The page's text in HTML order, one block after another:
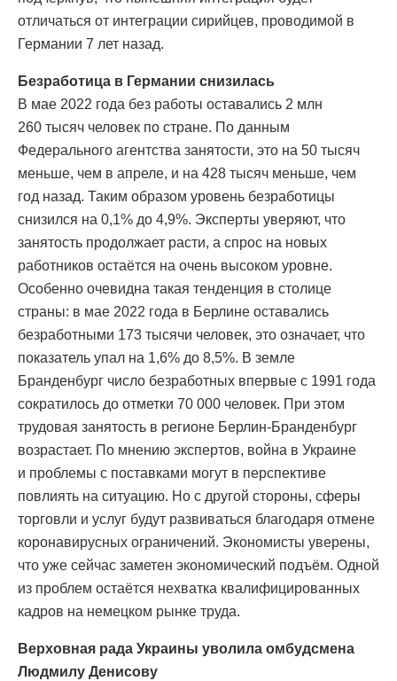
отличаться от интеграции сирийцев, проводимой в
Германии 7 лет назад.
Безработица в Германии снизилась
В мае 2022 года без работы оставались 2 млн
260 тысяч человек по стране. По данным
Федерального агентства занятости, это на 50 тысяч
меньше, чем в апреле, и на 428 тысяч меньше, чем
год назад. Таким образом уровень безработицы
снизился на 0,1% до 4,9%. Эксперты уверяют, что
занятость продолжает расти, а спрос на новых
работников остаётся на очень высоком уровне.
Особенно очевидна такая тенденция в столице
страны: в мае 2022 года в Берлине оставались
безработными 173 тысячи человек, это означает, что
показатель упал на 1,6% до 8,5%. В земле
Бранденбург число безработных впервые с 1991 года
сократилось до отметки 70 000 человек. При этом
трудовая занятость в регионе Берлин-Бранденбург
возрастает. По мнению экспертов, война в Украине
и проблемы с поставками могут в перспективе
повлиять на ситуацию. Но с другой стороны, сферы
торговли и услуг будут развиваться благодаря отмене
коронавирусных ограничений. Экономисты уверены,
что уже сейчас заметен экономический подъём. Одной
из проблем остаётся нехватка квалифицированных
кадров на немецком рынке труда.
Верховная рада Украины уволила омбудсмена
Людмилу Денисову